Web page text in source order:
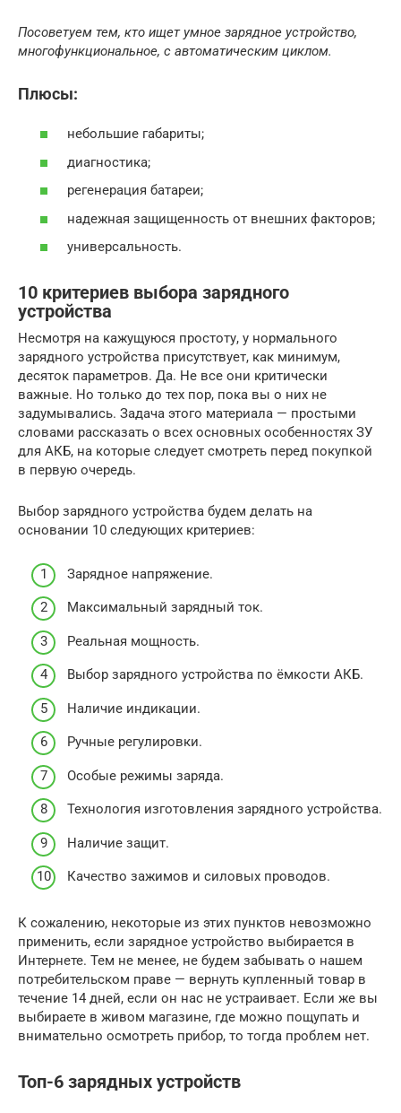
Посоветуем тем, кто ищет умное зарядное устройство,
многофункциональное, с автоматическим циклом.
Плюсы:
небольшие габариты;
диагностика;
регенерация батареи;
надежная защищенность от внешних факторов;
универсальность.
10 критериев выбора зарядного
устройства
Несмотря на кажущуюся простоту, у нормального
зарядного устройства присутствует, как минимум,
десяток параметров. Да. Не все они критически
важные. Но только до тех пор, пока вы о них не
задумывались. Задача этого материала — простыми
словами рассказать о всех основных особенностях ЗУ
для АКБ, на которые следует смотреть перед покупкой
в первую очередь.
Выбор зарядного устройства будем делать на
основании 10 следующих критериев:
Зарядное напряжение.
Максимальный зарядный ток.
Реальная мощность.
Выбор зарядного устройства по ёмкости АКБ.
Наличие индикации.
Ручные регулировки.
Особые режимы заряда.
Технология изготовления зарядного устройства.
Наличие защит.
Качество зажимов и силовых проводов.
К сожалению, некоторые из этих пунктов невозможно
применить, если зарядное устройство выбирается в
Интернете. Тем не менее, не будем забывать о нашем
потребительском праве — вернуть купленный товар в
течение 14 дней, если он нас не устраивает. Если же вы
выбираете в живом магазине, где можно пощупать и
внимательно осмотреть прибор, то тогда проблем нет.
Топ-6 зарядных устройств